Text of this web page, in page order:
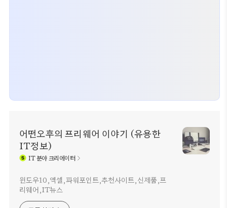
어떤오후의 프리웨어 이야기 (유용한
IT정보)
IT분야 크리에이터
윈도우10,엑셀,파워포인트,추천사이트,신제품,프
리웨어,IT뉴스